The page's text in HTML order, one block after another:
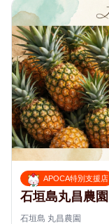
APOCA特別支援店
石垣島丸昌農園
石垣島 丸昌農園